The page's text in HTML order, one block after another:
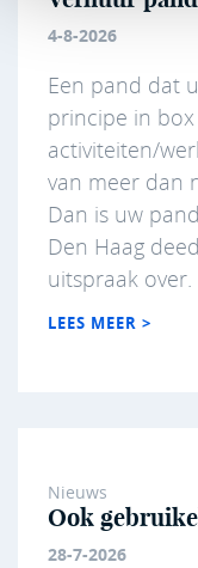
4-8-2026
Een pand dat
principe in
activiteiten/
van meer dan
Dan is uw
Den Haag
uitspraak over.
LEES MEER >
Nieuws
Ook
28-7-2026